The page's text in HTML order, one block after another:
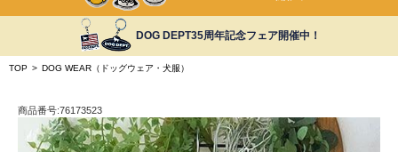
DOG DEPT35周年記念フェア開催中！
TOP > DOG WEAR（ドッグウェア・犬服）
商品番号:76173523